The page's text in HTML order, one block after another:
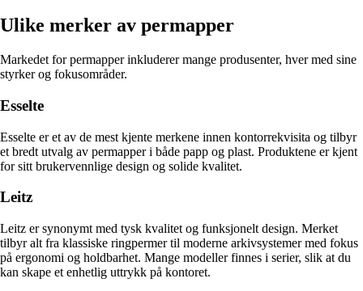
Ulike merker av permapper
Markedet for permapper inkluderer mange produsenter, hver med sine
styrker og fokusområder.
Esselte
Esselte er et av de mest kjente merkene innen kontorrekvisita og tilbyr
et bredt utvalg av permapper i både papp og plast. Produktene er kjent
for sitt brukervennlige design og solide kvalitet.
Leitz
Leitz er synonymt med tysk kvalitet og funksjonelt design. Merket
tilbyr alt fra klassiske ringpermer til moderne arkivsystemer med fokus
på ergonomi og holdbarhet. Mange modeller finnes i serier, slik at du
kan skape et enhetlig uttrykk på kontoret.